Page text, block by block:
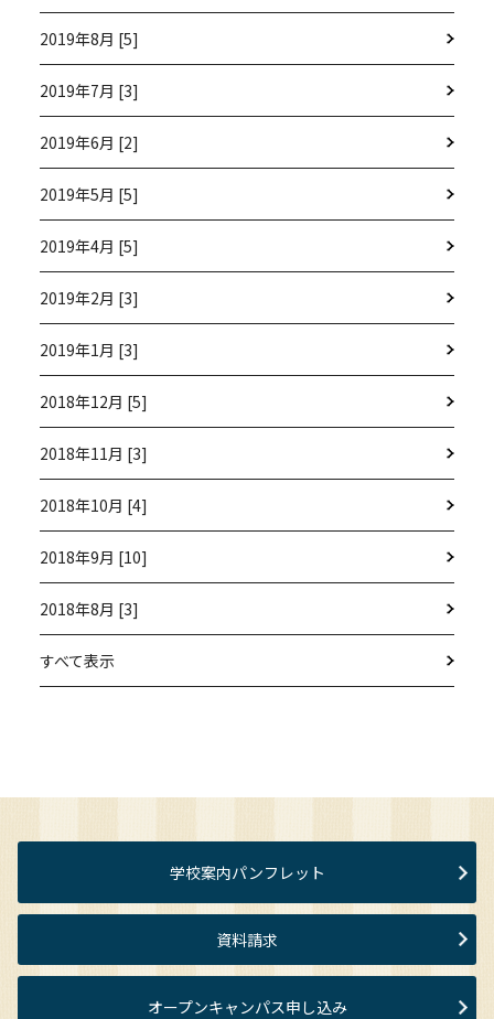
2019年8月 [5]
2019年7月 [3]
2019年6月 [2]
2019年5月 [5]
2019年4月 [5]
2019年2月 [3]
2019年1月 [3]
2018年12月 [5]
2018年11月 [3]
2018年10月 [4]
2018年9月 [10]
2018年8月 [3]
すべて表示
学校案内パンフレット
資料請求
オープンキャンパス申し込み